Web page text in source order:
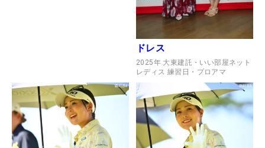
ドレス
2025年 大東建託・いい部屋ネット
レディス 練習日・プロアマ